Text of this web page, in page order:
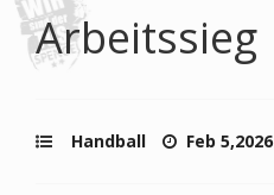
Arbeitssieg
Handball Feb 5,2026